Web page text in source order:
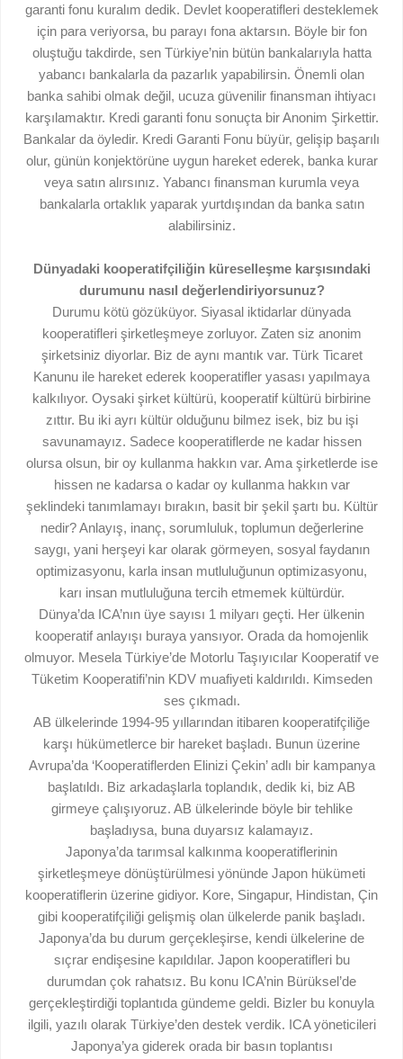
garanti fonu kuralım dedik. Devlet kooperatifleri desteklemek
için para veriyorsa, bu parayı fona aktarsın. Böyle bir fon
oluştuğu takdirde, sen Türkiye’nin bütün bankalarıyla hatta
yabancı bankalarla da pazarlık yapabilirsin. Önemli olan
banka sahibi olmak değil, ucuza güvenilir finansman ihtiyacı
karşılamaktır. Kredi garanti fonu sonuçta bir Anonim Şirkettir.
Bankalar da öyledir. Kredi Garanti Fonu büyür, gelişip başarılı
olur, günün konjektörüne uygun hareket ederek, banka kurar
veya satın alırsınız. Yabancı finansman kurumla veya
bankalarla ortaklık yaparak yurtdışından da banka satın
alabilirsiniz.
Dünyadaki kooperatifçiliğin küreselleşme karşısındaki
durumunu nasıl değerlendiriyorsunuz?
Durumu kötü gözüküyor. Siyasal iktidarlar dünyada
kooperatifleri şirketleşmeye zorluyor. Zaten siz anonim
şirketsiniz diyorlar. Biz de aynı mantık var. Türk Ticaret
Kanunu ile hareket ederek kooperatifler yasası yapılmaya
kalkılıyor. Oysaki şirket kültürü, kooperatif kültürü birbirine
zıttır. Bu iki ayrı kültür olduğunu bilmez isek, biz bu işi
savunamayız. Sadece kooperatiflerde ne kadar hissen
olursa olsun, bir oy kullanma hakkın var. Ama şirketlerde ise
hissen ne kadarsa o kadar oy kullanma hakkın var
şeklindeki tanımlamayı bırakın, basit bir şekil şartı bu. Kültür
nedir? Anlayış, inanç, sorumluluk, toplumun değerlerine
saygı, yani herşeyi kar olarak görmeyen, sosyal faydanın
optimizasyonu, karla insan mutluluğunun optimizasyonu,
karı insan mutluluğuna tercih etmemek kültürdür.
Dünya’da ICA’nın üye sayısı 1 milyarı geçti. Her ülkenin
kooperatif anlayışı buraya yansıyor. Orada da homojenlik
olmuyor. Mesela Türkiye’de Motorlu Taşıyıcılar Kooperatif ve
Tüketim Kooperatifi’nin KDV muafiyeti kaldırıldı. Kimseden
ses çıkmadı.
AB ülkelerinde 1994-95 yıllarından itibaren kooperatifçiliğe
karşı hükümetlerce bir hareket başladı. Bunun üzerine
Avrupa’da ‘Kooperatiflerden Elinizi Çekin’ adlı bir kampanya
başlatıldı. Biz arkadaşlarla toplandık, dedik ki, biz AB
girmeye çalışıyoruz. AB ülkelerinde böyle bir tehlike
başladıysa, buna duyarsız kalamayız.
Japonya’da tarımsal kalkınma kooperatiflerinin
şirketleşmeye dönüştürülmesi yönünde Japon hükümeti
kooperatiflerin üzerine gidiyor. Kore, Singapur, Hindistan, Çin
gibi kooperatifçiliği gelişmiş olan ülkelerde panik başladı.
Japonya’da bu durum gerçekleşirse, kendi ülkelerine de
sıçrar endişesine kapıldılar. Japon kooperatifleri bu
durumdan çok rahatsız. Bu konu ICA’nin Bürüksel’de
gerçekleştirdiği toplantıda gündeme geldi. Bizler bu konuyla
ilgili, yazılı olarak Türkiye’den destek verdik. ICA yöneticileri
Japonya’ya giderek orada bir basın toplantısı